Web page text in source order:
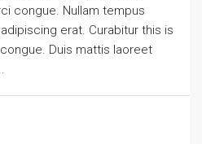
congue. Nullam tempus
erat. Curabitur this is
Duis mattis laoreet